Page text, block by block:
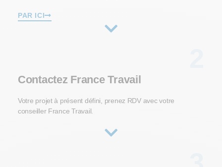
PAR ICI
Contactez France Travail
Votre projet à présent défini, prenez RDV avec votre
conseiller France Travail.